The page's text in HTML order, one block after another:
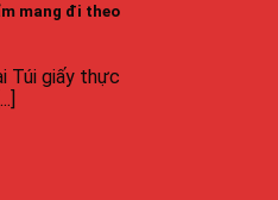
mang đi theo
Túi giấy thực